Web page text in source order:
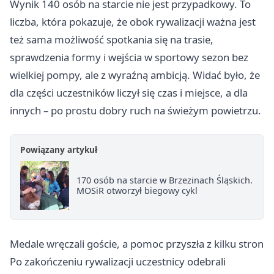
Wynik 140 osób na starcie nie jest przypadkowy. To
liczba, która pokazuje, że obok rywalizacji ważna jest
też sama możliwość spotkania się na trasie,
sprawdzenia formy i wejścia w sportowy sezon bez
wielkiej pompy, ale z wyraźną ambicją. Widać było, że
dla części uczestników liczył się czas i miejsce, a dla
innych – po prostu dobry ruch na świeżym powietrzu.
Powiązany artykuł
170 osób na starcie w Brzezinach Śląskich.
MOSiR otworzył biegowy cykl
Medale wręczali goście, a pomoc przyszła z kilku stron
Po zakończeniu rywalizacji uczestnicy odebrali